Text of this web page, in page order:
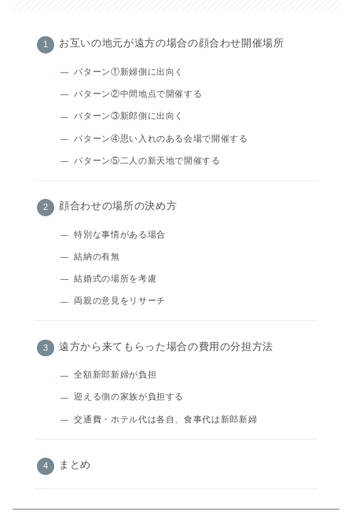
お互いの地元が遠方の場合の顔合わせ開催場所
パターン①新婦側に出向く
パターン②中間地点で開催する
パターン③新郎側に出向く
パターン④思い入れのある会場で開催する
パターン⑤二人の新天地で開催する
顔合わせの場所の決め方
特別な事情がある場合
結納の有無
結婚式の場所を考慮
両親の意見をリサーチ
遠方から来てもらった場合の費用の分担方法
全額新郎新婦が負担
迎える側の家族が負担する
交通費・ホテル代は各自、食事代は新郎新婦
まとめ